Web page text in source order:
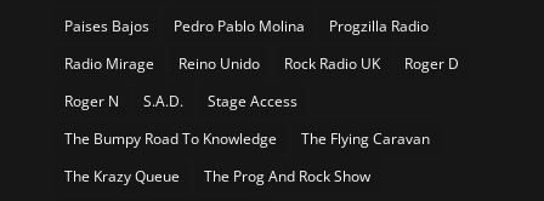
Paises Bajos
Pedro Pablo Molina
Progzilla Radio
Radio Mirage
Reino Unido Rock Radio UK
Roger D
Roger N
S.A.D.
Stage Access
The Bumpy Road To Knowledge
The Flying Caravan
The Krazy Queue
The Prog And Rock Show